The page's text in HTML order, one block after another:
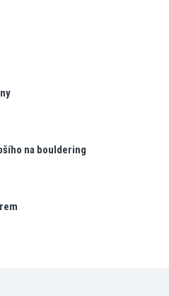
na bouldering